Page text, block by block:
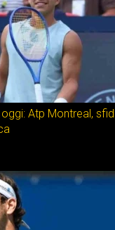
Atp Montreal,